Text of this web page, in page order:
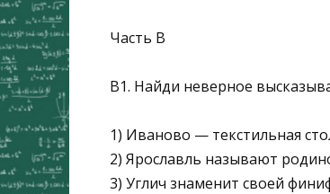
Часть В
В1. Найди неверное
1) Иваново — текстильная
2) Ярославль называют
3) Углич знаменит своей